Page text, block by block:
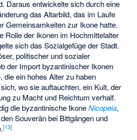
Daraus entwickelte sich durch eine
das Altarbild, das im Laufe
Gemeinsamkeiten zur Ikone hatte.
Rolle der Ikonen im Hochmittelalter
sich das Sozialgefüge der Stadt.
politischer und sozialer
der Import byzantinischer Ikonen
die ein hohes Alter zu haben
wo sie auftauchten, ein Kult, der
zu Macht und Reichtum verhalf.
die byzantinische IkoneNicopeia,
Souverän bei Bittgängen und
[13]